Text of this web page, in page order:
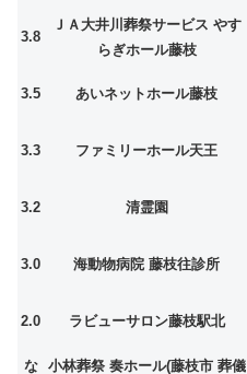
3.8
ＪＡ大井川葬祭サービス やす
らぎホール藤枝
3.5 あいネットホール藤枝
3.3 ファミリーホール天王
3.2 清霊園
3.0 海動物病院 藤枝往診所
2.0 ラビューサロン藤枝駅北
な
小林葬祭 奏ホール(藤枝市 葬儀